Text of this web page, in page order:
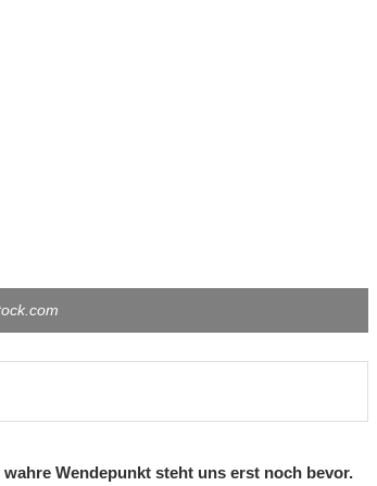
Wendepunkt steht uns erst noch bevor.